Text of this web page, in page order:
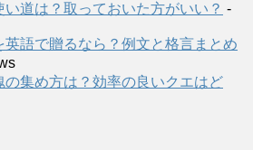
道は？取っておいた方がいい？ -
語で贈るなら？例文と格言まとめ
の集め方は？効率の良いクエはど